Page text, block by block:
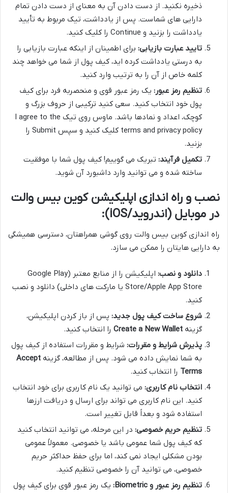
ذخیره نکنید. از دست دادن آن به معنای از دست دادن تمام
دارایی های شماست. پس از یادداشت، تیک مربوط به تأیید
یادداشت را بزنید و Continue را کلیک کنید.
تایید عبارت بازیابی: برای اطمینان از اینکه عبارت بازیابی را
به درستی یادداشت کرده اید، کیف پول از شما می خواهد چند
کلمه خاص از آن را به ترتیب وارد کنید.
تنظیم رمز عبور: یک رمز عبور قوی و منحصربه فرد برای کیف
پول خود انتخاب کنید. سعی کنید ترکیبی از حروف بزرگ و
کوچک، اعداد و نمادها باشد. ماوس روی تیک I agree to the
terms and privacy policy کلیک کنید و سپس Submit را
بزنید.
تکمیل فرآیند: تبریک می گوییم! کیف پول شما با موفقیت
ساخته شده و می توانید وارد داشبورد آن شوید.
نصب و راه اندازی اپلیکیشن کوین بیس والت
در موبایل (اندروید/iOS):
راه اندازی کوین بیس والت روی گوشی همراهتان، دسترسی همیشگی
به دارایی هایتان را ممکن می سازد.
دانلود و نصب:
اپلیکیشن را از منابع معتبر (Google Play
Store/Apple App Store یا مارکت های داخلی) دانلود و نصب
کنید.
شروع ساخت کیف پول جدید: پس از باز کردن اپلیکیشن،
گزینه Create a New Wallet را انتخاب کنید.
پذیرش شرایط و مقررات: شرایط و مقررات استفاده از کیف پول
به شما نمایش داده می شود. پس از مطالعه، گزینه Accept
Terms را انتخاب کنید.
انتخاب نام کاربری: می توانید یک نام کاربری برای خود انتخاب
کنید. این نام کاربری می تواند برای ارسال و دریافت ارزها
استفاده شود و بعداً قابل تغییر است.
تنظیم حریم خصوصی: در این مرحله، می توانید انتخاب کنید
که کیف پول شما عمومی باشد یا خصوصی. معمولاً عمومی
بودن مشکلی ایجاد نمی کند، اما برای حفظ حداکثر حریم
خصوصی، می توانید آن را خصوصی تنظیم کنید.
تنظیم رمز عبور و Biometric:
یک رمز عبور قوی برای کیف پول